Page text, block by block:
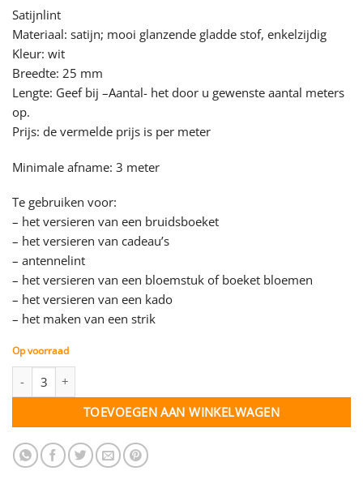
Satijnlint
Materiaal: satijn; mooi glanzende gladde stof, enkelzijdig
Kleur: wit
Breedte: 25 mm
Lengte: Geef bij –Aantal- het door u gewenste aantal meters
op.
Prijs: de vermelde prijs is per meter
Minimale afname: 3 meter
Te gebruiken voor:
– het versieren van een bruidsboeket
– het versieren van cadeau’s
– antennelint
– het versieren van een bloemstuk of boeket bloemen
– het versieren van een kado
– het maken van een strik
Op voorraad
TOEVOEGEN AAN WINKELWAGEN